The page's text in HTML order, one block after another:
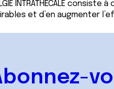
INTRATHÉCALE
et d’en augmenter